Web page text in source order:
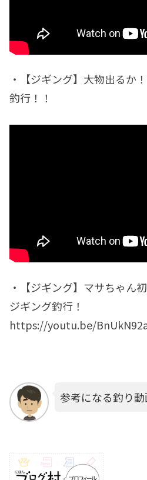
・【ジギング】大物出るか
釣行！！
・【ジギング】マサちゃん
ジギング釣行！
https://youtu.be/
参考になる釣り